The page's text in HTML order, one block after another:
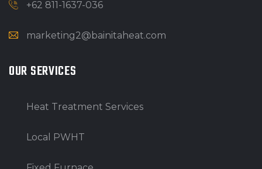
+62 811-1637-036
marketing2@bainitaheat.com
OUR SERVICES
Heat Treatment Services
Local PWHT